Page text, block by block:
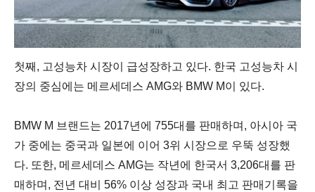
첫째, 고성능차 시장이 급성장하고 있다. 한국 고성능차 시
장의 중심에는 메르세데스 AMG와 BMW M이
있다.
BMW M 브랜드는 2017년에 755대를 판매하며, 아시아 국
가 중에는 중국과 일본에 이어 3위 시장으로 우뚝 성장했
다. 또한, 메르세데스 AMG는 작년에 한국서 3,206대를 판
매하며, 전년 대비 56% 이상 성장과 국내 최고 판매기록을